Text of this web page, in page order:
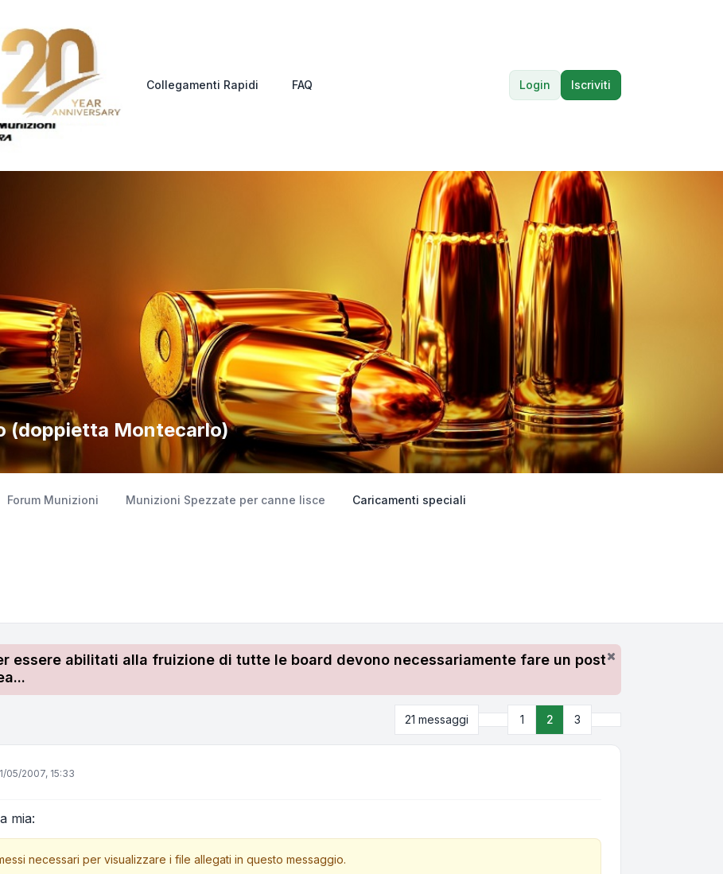
Collegamenti Rapidi FAQ Login Iscriviti
(doppietta Montecarlo)
Forum Munizioni Munizioni Spezzate per canne lisce Caricamenti speciali
essere abilitati alla fruizione di tutte le board devono necessariamente fare un post
21 messaggi Precedente
1 2 3
05/2007, 15:33
mia:
necessari per visualizzare i file allegati in questo messaggio.